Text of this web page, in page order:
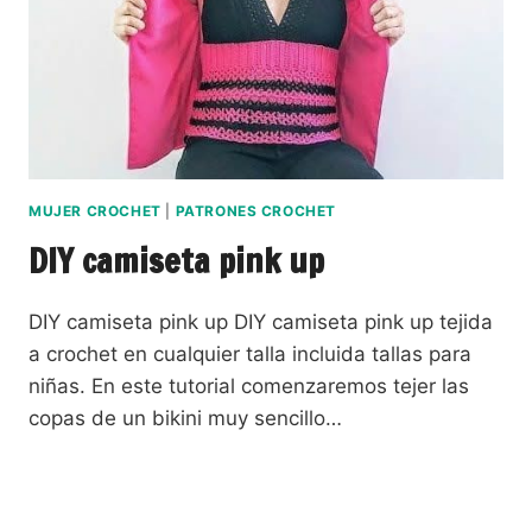
MUJER CROCHET PATRONES CROCHET
DIY camiseta pink up
DIY camiseta pink up DIY camiseta pink up tejida
a crochet en cualquier talla incluida tallas para
niñas. En este tutorial comenzaremos tejer las
copas de un bikini muy sencillo…